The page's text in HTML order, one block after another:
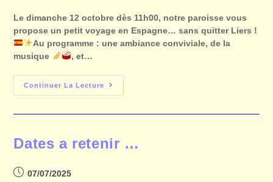
Le dimanche 12 octobre dès 11h00, notre paroisse vous
propose un petit voyage en Espagne… sans quitter Liers !
Au programme : une ambiance conviviale, de la
musique
, et…
Continuer La Lecture
Dates a retenir …
07/07/2025